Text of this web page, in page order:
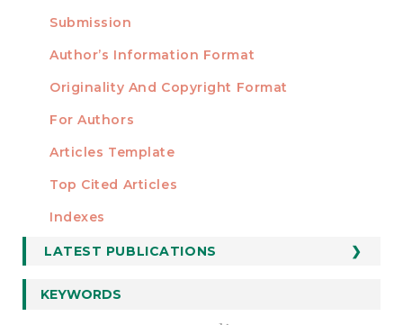
AUTHORS
Submission
Author’s Information Format
Originality And Copyright Format
For Authors
Articles Template
STATISTICS
Top Cited Articles
Indexes
LATEST PUBLICATIONS
KEYWORDS